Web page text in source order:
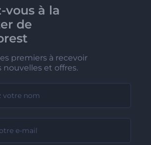
vous à la
de
premiers à recevoir
nouvelles et offres.